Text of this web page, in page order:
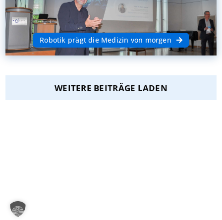
Robotik prägt die Medizin von morgen
WEITERE BEITRÄGE LADEN